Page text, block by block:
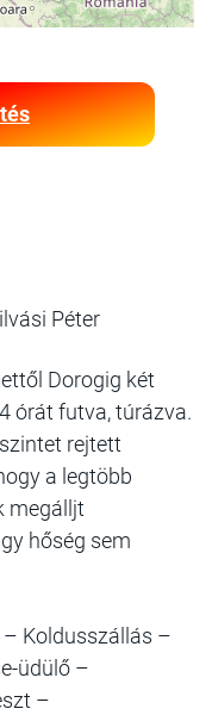
Péter
Dorogig két
órát futva, túrázva.
rejtett
a legtöbb
megálljt
hőség sem
Koldusszállás –
üdülő –
–